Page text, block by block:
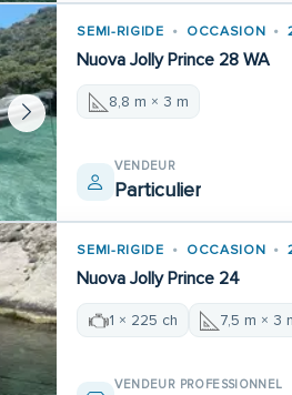
SEMI-RIGIDE OCCASION
Nuova Jolly Prince 28 WA
8,8 m × 3 m
VENDEUR
Particulier
SEMI-RIGIDE OCCASION
Nuova Jolly Prince 24
1 × 225 ch 7,5 m × 3
VENDEUR PROFESSIONNEL